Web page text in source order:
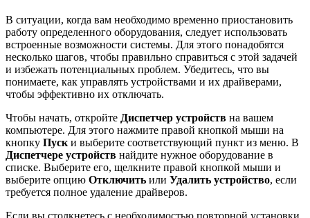
В ситуации, когда вам необходимо временно приостановить
работу определенного оборудования, следует использовать
встроенные возможности системы. Для этого понадобятся
несколько шагов, чтобы правильно справиться с этой задачей
и избежать потенциальных проблем. Убедитесь, что вы
понимаете, как управлять устройствами и их драйверами,
чтобы эффективно их отключать.
Чтобы начать, откройте Диспетчер устройств на вашем
компьютере. Для этого нажмите правой кнопкой мыши на
кнопку Пуск и выберите соответствующий пункт из меню. В
Диспетчере устройств найдите нужное оборудование в
списке. Выберите его, щелкните правой кнопкой мыши и
выберите опцию Отключить или Удалить устройство, если
требуется полное удаление драйверов.
Если вы столкнетесь с необходимостью повторной установки